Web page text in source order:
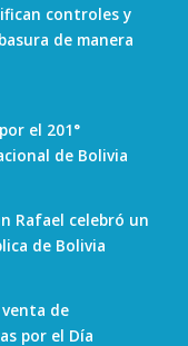
controles y
de manera
el 201°
de Bolivia
Rafael celebró un
de Bolivia
venta de
por el Día